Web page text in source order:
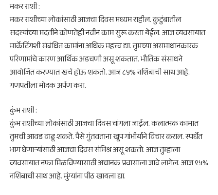
​मकर राशी :
मकर राशीच्या लोकांसाठी आजचा दिवस मध्यम राहील. कुटुंबातील
सदस्यांच्या मदतीने कोणतेही नवीन काम सुरू करता येईल. आज व्यवसायात
मार्केटिंगशी संबंधित कामांना अधिक महत्त्व द्या. तुमच्या असमाधानकारक
परिणामांचे कारण आर्थिक अडचणी असू शकतात. भौतिक संसाधने
आयोजित करण्यात खर्च होऊ शकतो. आज ८५% नशिबाची साथ आहे.
गणपतीला मोदक अर्पण करा.
​कुंभ राशी :
कुंभ राशीच्या लोकांसाठी आजचा दिवस चांगला जाईल. कलात्मक कामात
तुमची आवड वाढू शकते. पैसे गुंतवताना खूप गांभीर्याने विचार कराल. स्पर्धेत
भाग घेणार्‍यांसाठी आजचा दिवस संमिश्र असू शकतो. आज तुम्हाला
व्यवसायात नफा मिळविण्यासाठी अचानक प्रवासाला जावे लागेल. आज ९५%
नशिबाची साथ आहे. मुंग्यांना पीठ खायला द्या.